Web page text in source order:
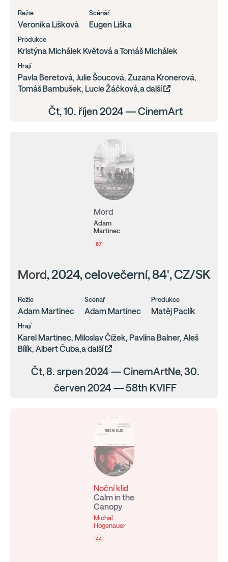
Režie
Veronika Lišková
Scénář
Eugen Liška
Produkce
Kristýna Michálek Květová a Tomáš Michálek
Hrají
Pavla Beretová, Julie Šoucová, Zuzana Kronerová,
Tomáš Bambušek, Lucie Žáčková,a další
Čt, 10. říjen 2024 — CinemArt
Mord
Adam
Martinec
67
Mord, 2024, celovečerní, 84', CZ/SK
Režie
Adam Martinec
Scénář
Adam Martinec
Produkce
Matěj Paclík
Hrají
Karel Martinec, Miloslav Čížek, Pavlína Balner, Aleš
Bílík, Albert Čuba,a další
Čt, 8. srpen 2024 — CinemArtNe, 30.
červen 2024 — 58th KVIFF
Noční klid
Calm in the
Canopy
Michal
Hogenauer
44